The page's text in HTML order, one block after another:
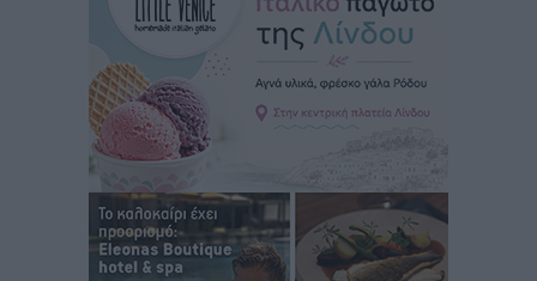
Το στενό της Κρεμαστής μπήκε στη λίστα των 7
θαυμάτων της αναμονής
Δημο-Κρίσεις• πριν 6 ώρες
ΣΕΤΕ: Σημαντική θεσμική εξέλιξη η ΚΥΑ για το ΕΧΠ
για τον τουρισμό
Ειδήσεις• πριν 7 ώρες
Γ. Χατζημάρκος: “Δύο μεγάλες δεσμεύσεις